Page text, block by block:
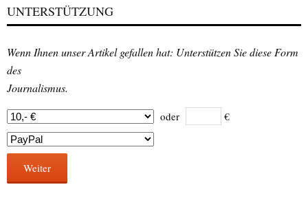
UNTERSTÜTZUNG
Wenn Ihnen unser Artikel gefallen hat: Unterstützen Sie diese Form
des
Journalismus.
oder €
Weiter